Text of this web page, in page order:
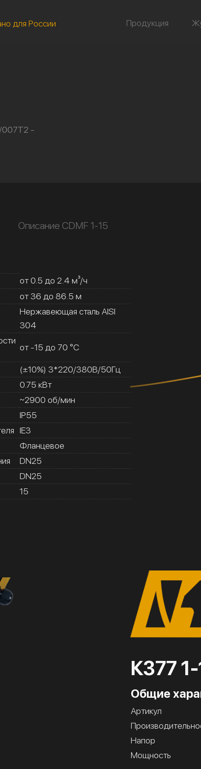
для России Продукция
007Т2 -
Описание CDMF 1-15
от 0.5 до 2.4 м³/ч
от 36 до 86.5 м
Нержавеющая сталь AISI
304
от -15 до 70 °C
(±10%) 3*220/380В/50Гц
0.75 кВт
~2900 об/мин
IP55
IE3
Фланцевое
DN25
DN25
15
К377
Общие
Артикул
Напор
Мощность